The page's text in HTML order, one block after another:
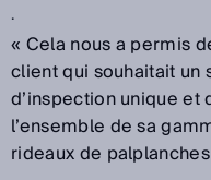
.
« Cela nous a permis
client qui souhaitait
d’inspection unique
l’ensemble de sa
rideaux de